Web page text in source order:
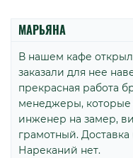
МАРЬЯНА
В нашем кафе
заказали для нее
прекрасная работа
менеджеры,
инженер на замер,
грамотный.
Нареканий нет.